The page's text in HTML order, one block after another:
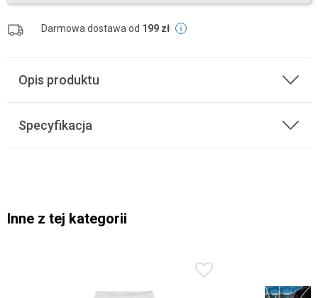
Darmowa dostawa od 199 zł
Opis produktu
Specyfikacja
Inne z tej kategorii